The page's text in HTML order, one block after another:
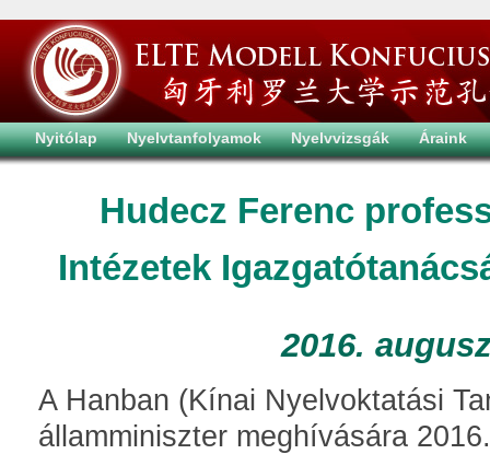
Nyitólap Nyelvtanfolyamok Nyelvvizsgák Áraink
Hudecz Ferenc
Intézetek
2016.
A Hanban (Kínai Nyelvoktatási
államminiszter meghívására